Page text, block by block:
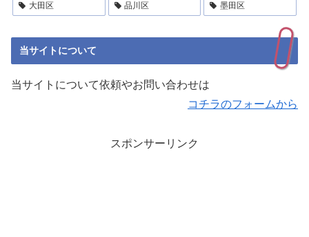
大田区 品川区 墨田区
当サイトについて
当サイトについて依頼やお問い合わせは
コチラのフォームから
スポンサーリンク